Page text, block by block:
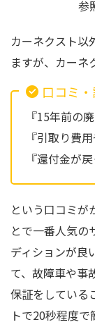
参
カーネクスト以
ますが、カーネ
口コミ
『15年前の
『引取り費
『還付金が
という口コミが
とで一番人気の
ディションが良
て、故障車や事
保証をしている
トで20秒程度で